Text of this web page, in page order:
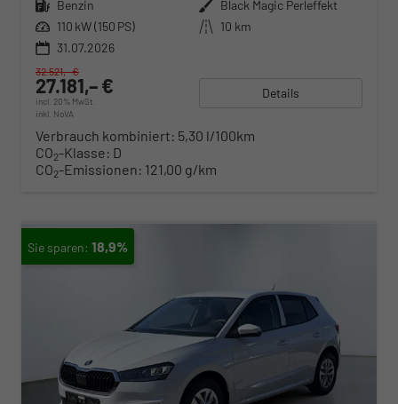
Kraftstoff Benzin Außenfarbe Black Magic Perleffekt
Leistung 110 kW (150 PS) Kilometerstand 10 km
31.07.2026
27.181,– €
incl. 20% MwSt.
inkl. NoVA
32.521,– €
Details
Verbrauch kombiniert: 5,30 l/100km
CO2-Klasse: D
CO2-Emissionen: 121,00 g/km
18,9%